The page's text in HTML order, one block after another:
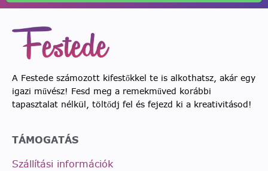
A Festede számozott kifestőkkel te is alkothatsz, akár egy
igazi művész! Fesd meg a remekműved korábbi
tapasztalat nélkül, töltődj fel és fejezd ki a kreativitásod!
TÁMOGATÁS
Szállítási információk